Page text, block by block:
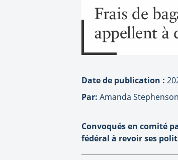
Frais de
appellent à
Date de publication :
Par: Amanda Stephenson
Convoqués en comité
fédéral à revoir ses